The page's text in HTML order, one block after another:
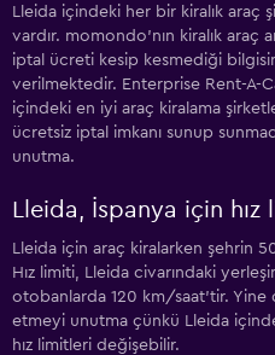
Lleida içindeki her bir kiralık araç
vardır. momondo'nın kiralık araç
iptal ücreti kesip kesmediği
verilmektedir. Enterprise Rent-A-
içindeki en iyi araç kiralama
ücretsiz iptal imkanı sunup
unutma.
Lleida, İspanya için hız
Lleida için araç kiralarken şehrin
Hız limiti, Lleida civarındaki
otobanlarda 120 km/saat'tir. Yine
etmeyi unutma çünkü Lleida
hız limitleri değişebilir.